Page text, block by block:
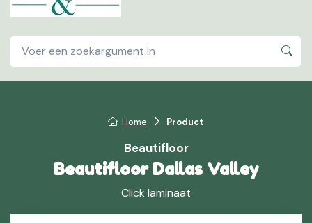
Home Product
Beautifloor
Beautifloor Dallas Valley
Click laminaat